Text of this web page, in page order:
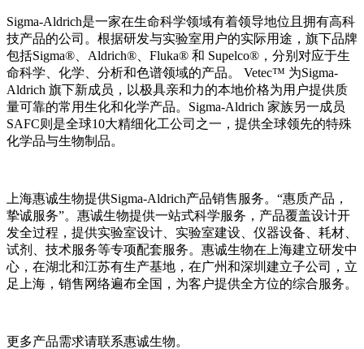
Sigma-Aldrich是一家在生命科学领域有着领导地位且拥有高科
技产品的公司。根据研发与实验室用户的实际用途，旗下品牌
包括Sigma®、Aldrich®、Fluka® 和 Supelco®，分别对应于生
命科学、化学、分析和色谱领域的产品。 Vetec™ 为Sigma-
Aldrich 旗下新成员，以极具亲和力的本地价格为用户提供质
量可靠的常用生化和化学产品。Sigma-Aldrich 家族另一成员
SAFC则是全球10大精细化工公司之一，提供全球领先的特殊
化学品与生物制品。
上海惠诚生物提供Sigma-Aldrich产品销售服务。“惠质产品，
挚诚服务”。惠诚生物提供一站式科学服务，产品覆盖设计开
发全过程，提供实验室设计、实验室建设、仪器设备、耗材、
试剂、技术服务等专项配套服务。惠诚生物在上海建立研发中
心，在湖北和江苏有生产基地，在广州和深圳建立子公司，立
足上海，销售网络遍布全国，为客户提供全方位的综合服务。
更多产品需求请联系惠诚生物。